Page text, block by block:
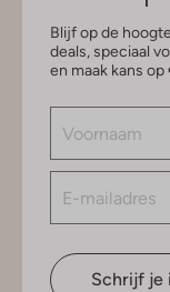
Blijf op de
deals, speciaal
en maak kans
Schrijf je